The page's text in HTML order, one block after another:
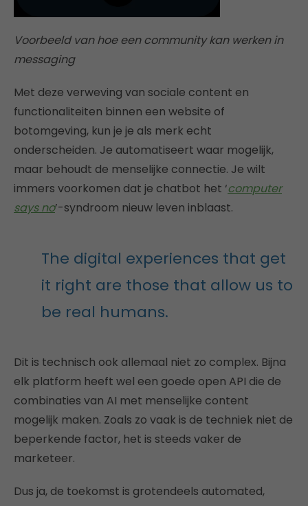
Voorbeeld van hoe een community kan werken in
messaging
Met deze verweving van sociale content en
functionaliteiten binnen een website of
botomgeving, kun je je als merk echt
onderscheiden. Je automatiseert waar mogelijk,
maar behoudt de menselijke connectie. Je wilt
immers voorkomen dat je chatbot het ‘computer
says no’-syndroom nieuw leven inblaast.
The digital experiences that get
it right are those that allow us to
be real humans.
Dit is technisch ook allemaal niet zo complex. Bijna
elk platform heeft wel een goede open API die de
combinaties van AI met menselijke content
mogelijk maken. Zoals zo vaak is de techniek niet de
beperkende factor, het is steeds vaker de
marketeer.
Dus ja, de toekomst is grotendeels automated,